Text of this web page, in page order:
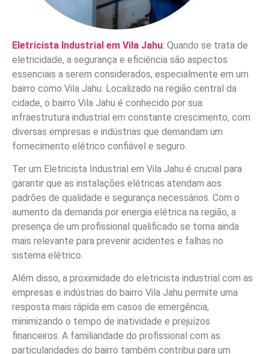
Eletricista Industrial em Vila Jahu: Quando se trata de
eletricidade, a segurança e eficiência são aspectos
essenciais a serem considerados, especialmente em um
bairro como Vila Jahu. Localizado na região central da
cidade, o bairro Vila Jahu é conhecido por sua
infraestrutura industrial em constante crescimento, com
diversas empresas e indústrias que demandam um
fornecimento elétrico confiável e seguro.
Ter um Eletricista Industrial em Vila Jahu é crucial para
garantir que as instalações elétricas atendam aos
padrões de qualidade e segurança necessários. Com o
aumento da demanda por energia elétrica na região, a
presença de um profissional qualificado se torna ainda
mais relevante para prevenir acidentes e falhas no
sistema elétrico.
Além disso, a proximidade do eletricista industrial com as
empresas e indústrias do bairro Vila Jahu permite uma
resposta mais rápida em casos de emergência,
minimizando o tempo de inatividade e prejuízos
financeiros. A familiaridade do profissional com as
particularidades do bairro também contribui para um